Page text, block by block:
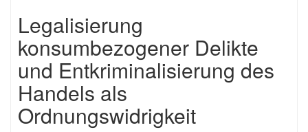
Legalisierung
konsumbezogener Delikte
und Entkriminalisierung des
Handels als
Ordnungswidrigkeit